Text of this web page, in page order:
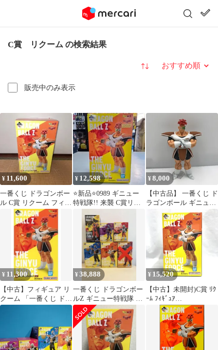
C賞 リクーム の検索結果
販売中のみ表示
並び替え
¥ 11,600
一番くじ ドラゴンボー
ル C賞 リクーム フィギ
¥ 12,598
⭐新品⭐0989 ギニュー
特戦隊!! 来襲 C賞リク
¥8,000
【中古品】 一番くじ ド
ラゴンボール ギニュー
特戦隊！！来襲 C賞 リ
クーム フィギュア 本
体・台座のみ 【050-
260730-ti-01-tagh】
¥ 11,300
【中古】フィギュア リ
クーム 「一番くじ ドラ
ゴンボール ギニュー特
MASTERLISE C賞 フィ
ギュア
¥38,888
一番くじ ドラゴンボー
ルZ ギニュー特戦隊 フ
ィギュア 5種セット
¥ 15,520
【中古】未開封)C賞 ﾘｸ
ｰﾑ ﾌｨｷﾞｭｱ
MASTERLISE ｢一番く
じ ﾄﾞﾗｺﾞﾝﾎﾞｰﾙ ｷﾞﾆｭ-特
戦隊!!来襲｣[79]